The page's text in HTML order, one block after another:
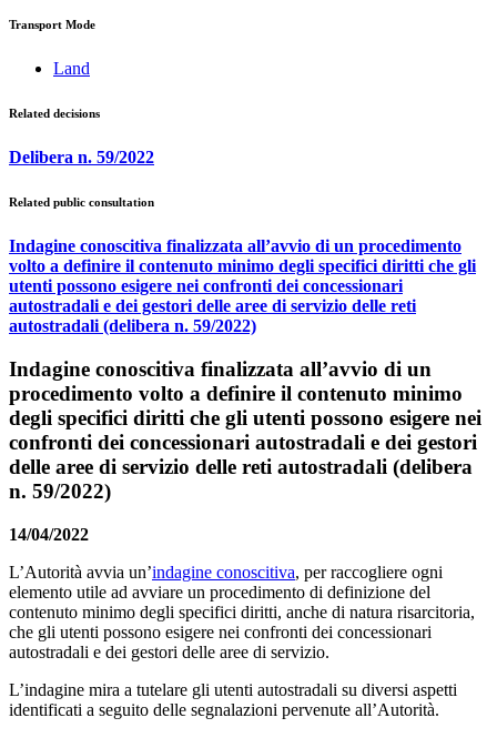
Transport Mode
Land
Related decisions
Delibera n. 59/2022
Related public consultation
Indagine conoscitiva finalizzata all’avvio di un procedimento
volto a definire il contenuto minimo degli specifici diritti che gli
utenti possono esigere nei confronti dei concessionari
autostradali e dei gestori delle aree di servizio delle reti
autostradali (delibera n. 59/2022)
Indagine conoscitiva finalizzata all’avvio di un
procedimento volto a definire il contenuto minimo
degli specifici diritti che gli utenti possono esigere nei
confronti dei concessionari autostradali e dei gestori
delle aree di servizio delle reti autostradali (delibera
n. 59/2022)
14/04/2022
L’Autorità avvia un’indagine conoscitiva, per raccogliere ogni
elemento utile ad avviare un procedimento di definizione del
contenuto minimo degli specifici diritti, anche di natura risarcitoria,
che gli utenti possono esigere nei confronti dei concessionari
autostradali e dei gestori delle aree di servizio.
L’indagine mira a tutelare gli utenti autostradali su diversi aspetti
identificati a seguito delle segnalazioni pervenute all’Autorità.